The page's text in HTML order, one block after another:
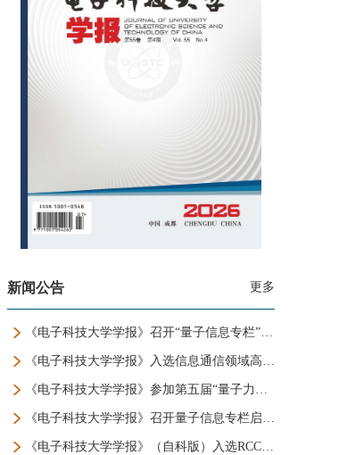
新闻公告 更多
《电子科技大学学报》召开“量子信息专栏”研讨会
《电子科技大学学报》入选信息通信领域高质量科技期刊分级目录T1级
《电子科技大学学报》参加第五届“量子力学二次革命”论坛
《电子科技大学学报》召开量子信息专栏启动会
《电子科技大学学报》（自科版）入选RCCSE中国权威学术期刊（A+）